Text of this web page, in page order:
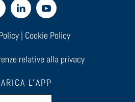
| Cookie Policy
relative alla privacy
L'APP